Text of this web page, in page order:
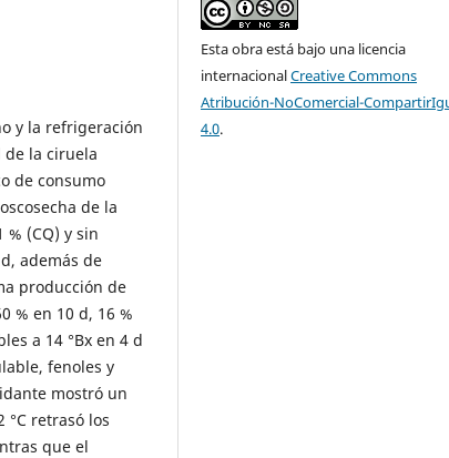
y la refrigeración
la ciruela
de consumo
de la
(CQ) y sin
además de
producción de
% en 10 d, 16 %
a 14 °Bx en 4 d
fenoles y
mostró un
°C retrasó los
que el
Esta obra está bajo una licencia
internacionalCreative Commons
Atribución-NoComercial-
4.0.